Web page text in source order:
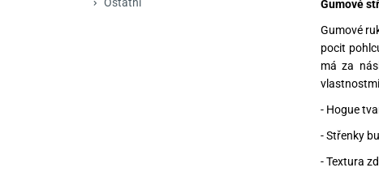
Gumové
Gumové
pocit
má za
- Hogue
- Střenky
- Textura